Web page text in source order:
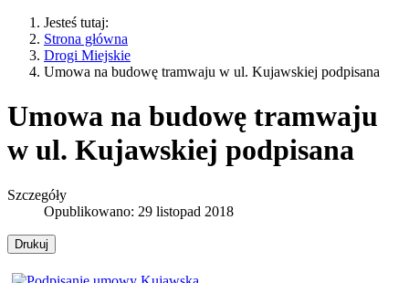
Jesteś tutaj:
Strona główna
Drogi Miejskie
Umowa na budowę tramwaju w ul. Kujawskiej podpisana
Umowa na budowę tramwaju
w ul. Kujawskiej podpisana
Szczegóły
Opublikowano: 29 listopad 2018
Drukuj